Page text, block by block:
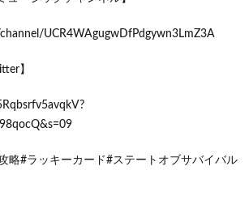
UCR4WAgugwDfPdgywn3LmZ3A
】
略#ラッキーカード#ステートオブサバイバル